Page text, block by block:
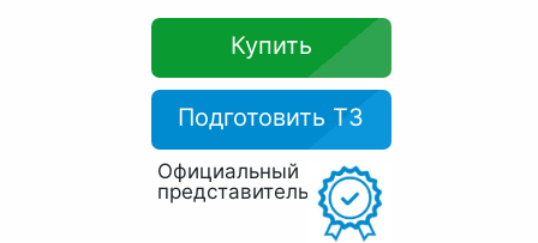
Купить
Подготовить ТЗ
Официальный
представитель